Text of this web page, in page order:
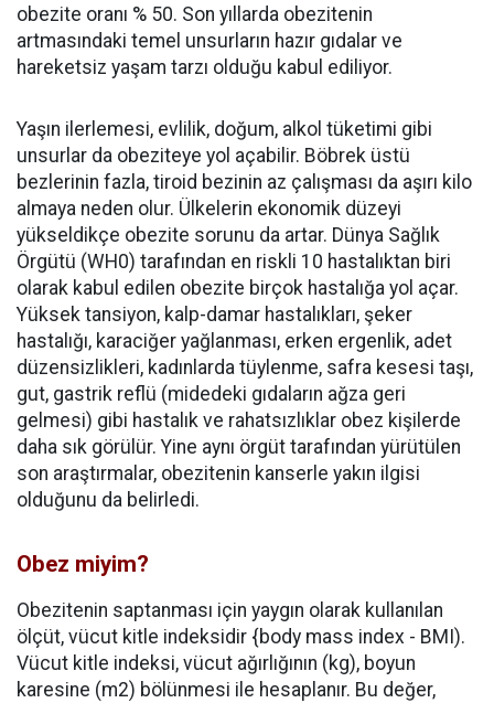
obezite oranı % 50. Son yıllarda obezitenin
artmasındaki temel unsurların hazır gıdalar ve
hareketsiz yaşam tarzı olduğu kabul ediliyor.
Yaşın ilerlemesi, evlilik, doğum, alkol tüketimi gibi
unsurlar da obeziteye yol açabilir. Böbrek üstü
bezlerinin fazla, tiroid bezinin az çalışması da aşırı kilo
almaya neden olur. Ülkelerin ekonomik düzeyi
yükseldikçe obezite sorunu da artar. Dünya Sağlık
Örgütü (WH0) tarafından en riskli 10 hastalıktan biri
olarak kabul edilen obezite birçok hastalığa yol açar.
Yüksek tansiyon, kalp-damar hastalıkları, şeker
hastalığı, karaciğer yağlanması, erken ergenlik, adet
düzensizlikleri, kadınlarda tüylenme, safra kesesi taşı,
gut, gastrik reflü (midedeki gıdaların ağza geri
gelmesi) gibi hastalık ve rahatsızlıklar obez kişilerde
daha sık görülür. Yine aynı örgüt tarafından yürütülen
son araştırmalar, obezitenin kanserle yakın ilgisi
olduğunu da belirledi.
Obez miyim?
Obezitenin saptanması için yaygın olarak kullanılan
ölçüt, vücut kitle indeksidir {body mass index - BMI).
Vücut kitle indeksi, vücut ağırlığının (kg), boyun
karesine (m2) bölünmesi ile hesaplanır. Bu değer,